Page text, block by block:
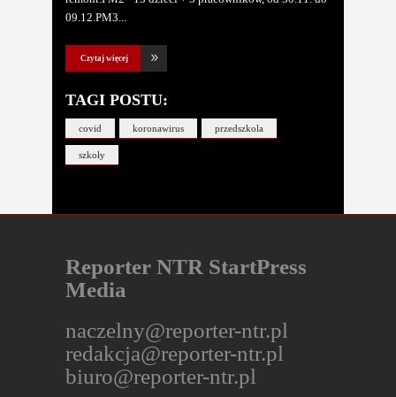
09.12.PM3
Czytaj więcej
TAGI POSTU:
covid koronawirus przedszkola
szkoły
Reporter NTR StartPress
Media
naczelny@reporter-ntr.pl
redakcja@reporter-ntr.pl
biuro@reporter-ntr.pl